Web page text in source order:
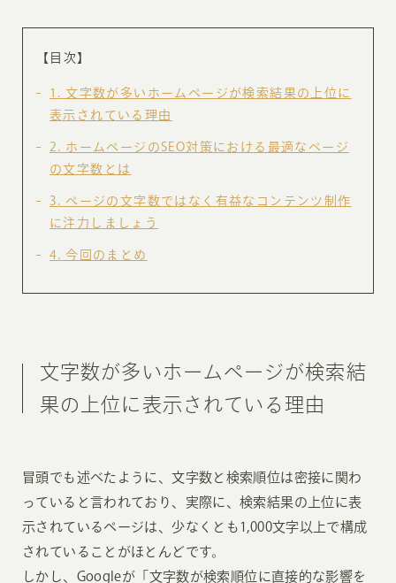
【目次】
1
文字数が多いホームページが検索結果の上位に
表示されている理由
2
ホームページのSEO対策における最適なページ
の文字数とは
3
ページの文字数ではなく有益なコンテンツ制作
に注力しましょう
4 今回のまとめ
文字数が多いホームページが検索結
果の上位に表示されている理由
冒頭でも述べたように、文字数と検索順位は密接に関わ
っていると言われており、実際に、検索結果の上位に表
示されているページは、少なくとも1,000文字以上で構成
されていることがほとんどです。
しかし、Googleが「文字数が検索順位に直接的な影響を